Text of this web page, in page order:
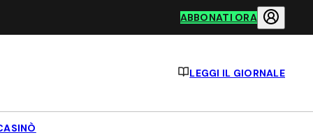
ABBONATI ORA
LEGGI IL GIORNALE